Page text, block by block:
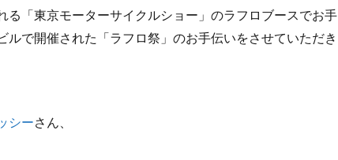
「東京モーターサイクルショー」のラフロブースでお手
で開催された「ラフロ祭」のお手伝いをさせていただき
シーさん、